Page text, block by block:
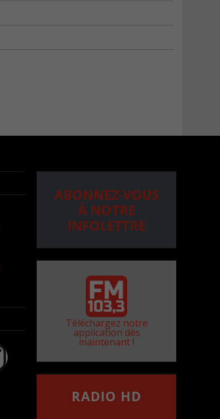
ABONNEZ-VOUS
À NOTRE
INFOLETTRE
Téléchargez notre
application dès
maintenant !
RADIO HD